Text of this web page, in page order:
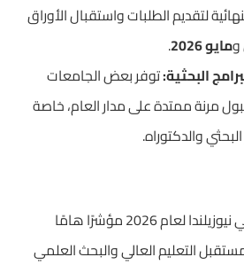
لتقديم الطلبات واستقبال الأوراق
ومايو 2026
.
البحثية:توفر بعض الجامعات
مرنة ممتدة على مدار العام، خاصة
والدكتوراه.
يمثل ترتيب الجامعات في نيوزيلندا لعام 2026 مؤشرًا هامًا
التعليم العالي والبحث العلمي